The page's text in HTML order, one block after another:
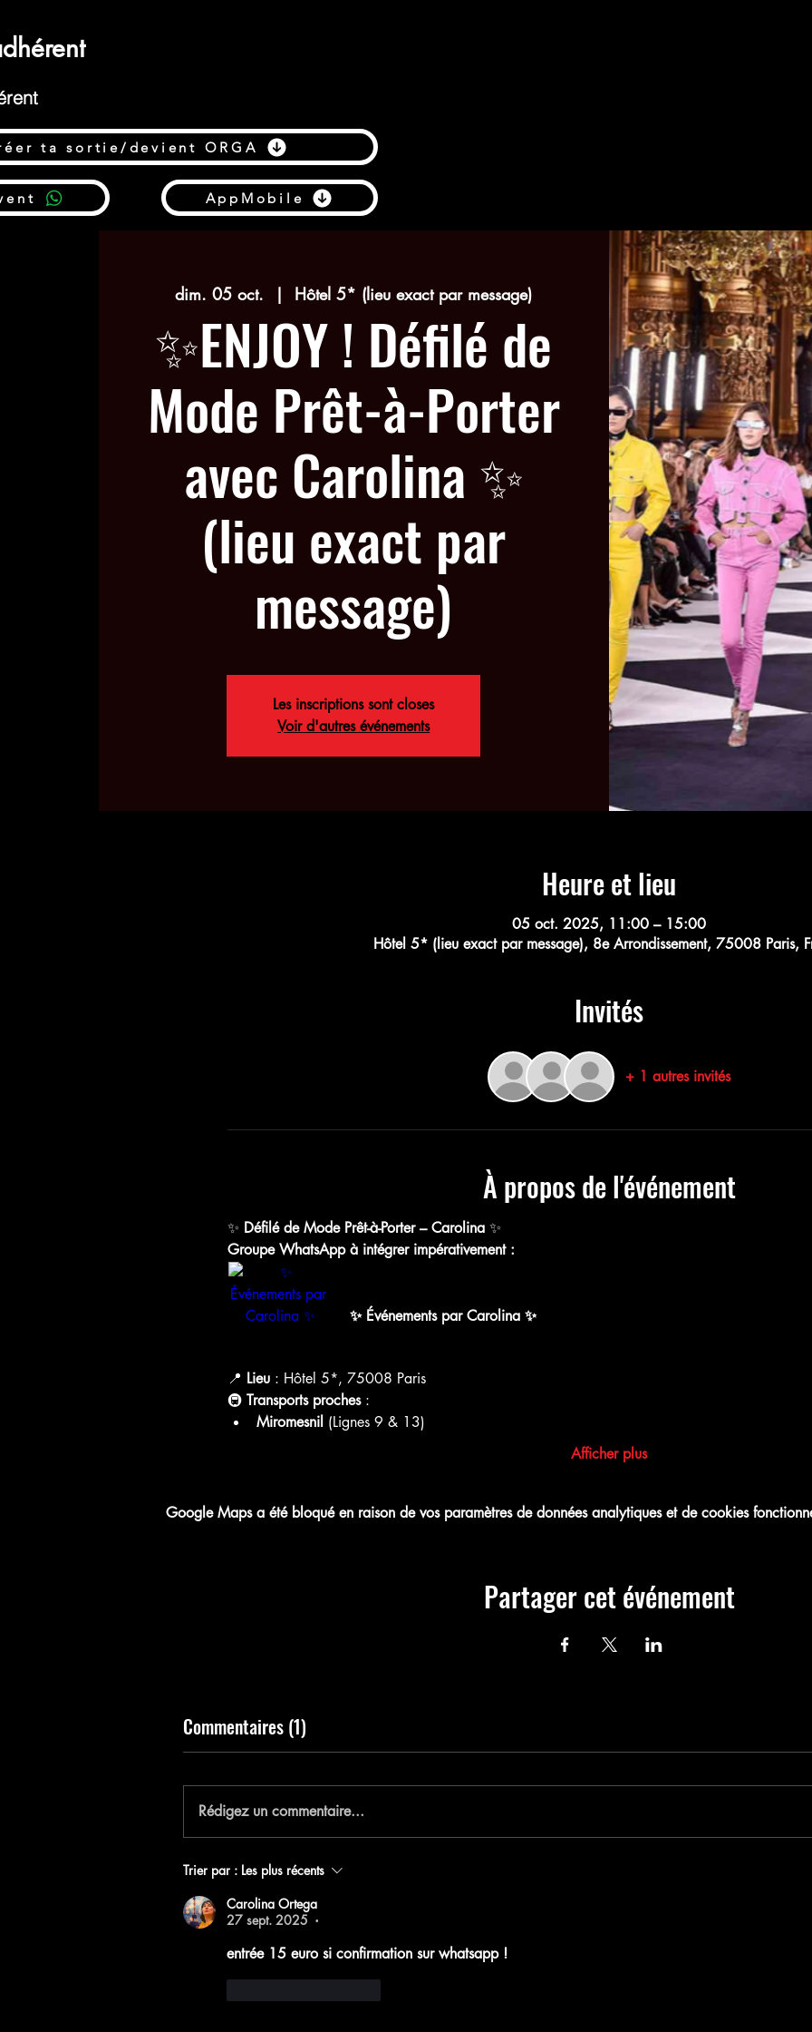
ta sortie/devient ORGA
AppMobile
dim. 05 oct.
  |
Hôtel 5* (lieu exact par message)
✨ENJOY ! Défilé de
Mode Prêt-à-Porter
avec Carolina ✨
(lieu exact par
message)
Les inscriptions sont closes
Voir d'autres événements
Heure et lieu
05 oct. 2025, 11:00 – 15:00
Hôtel 5* (lieu exact par message), 8e Arrondissement, 75008 Paris,
Invités
+ 1 autres invités
À propos de l'événement
✨ Défilé de Mode Prêt-à-Porter – Carolina ✨
Groupe WhatsApp à intégrer impérativement :
✨ Événements par Carolina ✨
📍 Lieu : Hôtel 5*, 75008 Paris
🚇 Transports proches :
Miromesnil (Lignes 9 & 13)
Afficher plus
Google Maps a été bloqué en raison de vos paramètres de données analytiques et de cookies
Partager cet événement
Enregistrez votre
Commentaires (1)
Rédigez un commentaire...
Trier par : Les plus récents
Carolina Ortega
27 sept. 2025
•
entrée 15 euro si confirmation sur whatsapp !